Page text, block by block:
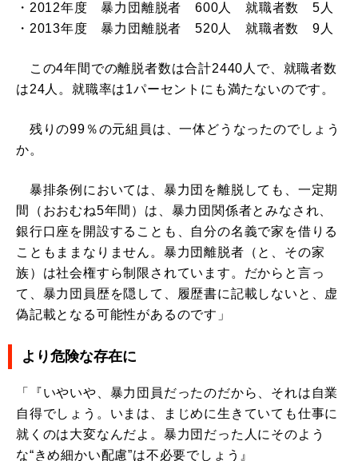
・2012年度 暴力団離脱者 600人 就職者数 5人
・2013年度 暴力団離脱者 520人 就職者数 9人
この4年間での離脱者数は合計2440人で、就職者数
は24人。就職率は1パーセントにも満たないのです。
残りの99％の元組員は、一体どうなったのでしょう
か。
暴排条例においては、暴力団を離脱しても、一定期
間（おおむね5年間）は、暴力団関係者とみなされ、
銀行口座を開設することも、自分の名義で家を借りる
こともままなりません。暴力団離脱者（と、その家
族）は社会権すら制限されています。だからと言っ
て、暴力団員歴を隠して、履歴書に記載しないと、虚
偽記載となる可能性があるのです」
より危険な存在に
「『いやいや、暴力団員だったのだから、それは自業
自得でしょう。いまは、まじめに生きていても仕事に
就くのは大変なんだよ。暴力団だった人にそのよう
な“きめ細かい配慮”は不必要でしょう』